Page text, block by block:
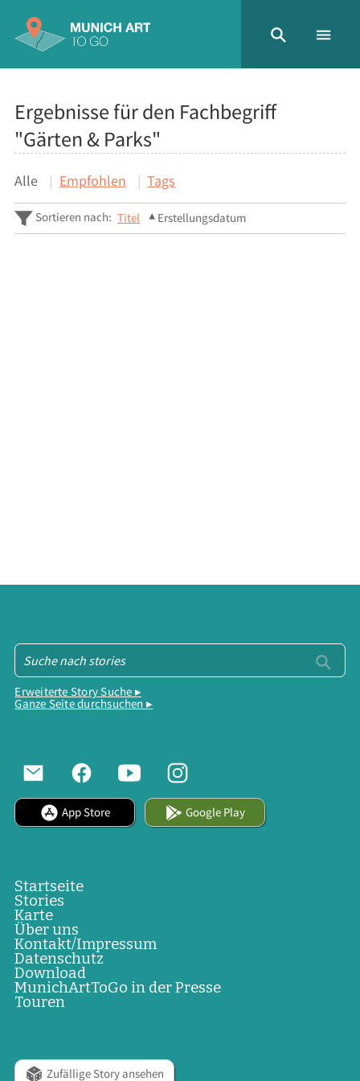
Ergebnisse für den Fachbegriff
"Gärten & Parks"
Alle Empfohlen Tags
Sortieren nach: Titel Erstellungsdatum
Erweiterte Story Suche ▸
Ganze Seite durchsuchen ▸
App Store Google Play
Startseite
Stories
Karte
Über uns
Kontakt/Impressum
Datenschutz
Download
MunichArtToGo in der Presse
Touren
Zufällige Story ansehen